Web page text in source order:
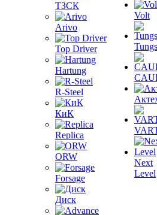
ТЗСК
Arivo
Top Driver
Hartung
R-Steel
КиК
Replica
ORW
Forsage
Диск
Volt
Next
Level